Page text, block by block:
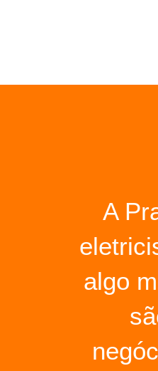
A
algo